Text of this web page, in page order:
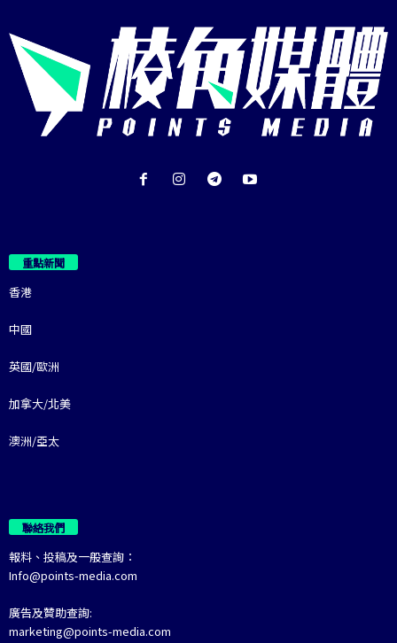
重點新聞
香港
中國
英國/歐洲
加拿大/北美
澳洲/亞太
聯絡我們
報料、投稿及一般查詢：
Info@points-media.com
廣告及贊助查詢:
marketing@points-media.com